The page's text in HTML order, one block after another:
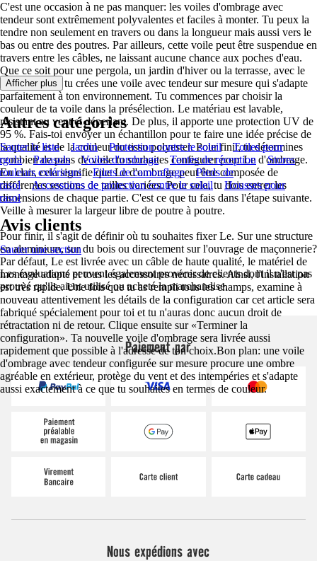
C'est une occasion à ne pas manquer: les voiles d'ombrage avec
tendeur sont extrêmement polyvalentes et faciles à monter. Tu peux la
tendre non seulement en travers ou dans la longueur mais aussi vers le
bas ou entre des poutres. Par ailleurs, cette voile peut être suspendue en
travers entre les câbles, ne laissant aucune chance aux poches d'eau.
Que ce soit pour une pergola, un jardin d'hiver ou la terrasse, avec le
configurateur, tu crées une voile avec tendeur sur mesure qui s'adapte
parfaitement à ton environnement. Tu commences par choisir la
couleur de ta voile dans la présélection. Le matériau est lavable,
résistant au vent et déperlant. De plus, il apporte une protection UV de
95 %. Fais-toi envoyer un échantillon pour te faire une idée précise de
la qualité et de la couleur du tissu polyester. Pour finir, tu détermines
combien de pans de voile tu souhaites configurer pour Le d'ombrage.
En clair, cela signifie que Le d'ombrage peut être composée de
différentes sections de tailles variées. Pour cela, tu dois entrer les
dimensions de chaque partie. C'est ce que tu fais dans l'étape suivante.
Veille à mesurer la largeur libre de poutre à poutre.
Pour finir, il s'agit de définir où tu souhaites fixer Le. Sur une structure
en aluminium, sur du bois ou directement sur l'ouvrage de maçonnerie?
Par défaut, Le est livrée avec un câble de haute qualité, le matériel de
montage adapté et tous les accessoires nécessaires. Ainsi, l'installation
est très rapide. Une fois que tu as rempli tous les champs, examine à
nouveau attentivement les détails de la configuration car cet article sera
fabriqué spécialement pour toi et tu n'auras donc aucun droit de
rétractation ni de retour. Clique ensuite sur «Terminer la
configuration». Ta nouvelle voile d'ombrage sera livrée aussi
rapidement que possible à l'adresse de ton choix.Bon plan: une voile
d'ombrage avec tendeur configurée sur mesure procure une ombre
agréable en extérieur, protège du vent et des intempéries et s'adapte
aussi exactement à ce que tu souhaites en termes de couleur.
Afficher plus
Autres catégories
Sauter la liste Jardin Protection contre le soleil
Toiles pour
Parasols Voiles d'ombrage Tentes de réception
Stores
extérieurs
Filets de camouflage
Pieds de
Accessoires de protection contre le soleil
Housses pour
Avis clients
Sauter une section
Les évaluations peuvent également provenir de clients dont il n'est pas
prouvé qu'ils aient utilisé ou acheté la marchandise.
Paiement par
Nous expédions avec